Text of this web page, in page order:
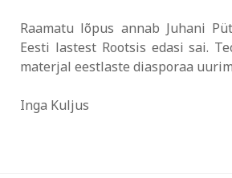
Raamatu lõpus annab Juhani
Eesti lastest Rootsis edasi sai.
materjal eestlaste diasporaa
Inga Kuljus